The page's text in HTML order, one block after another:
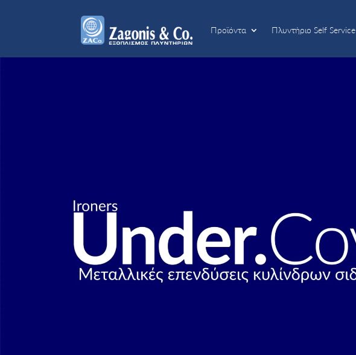
Προϊόντα Πλυντήριο Self Service
Προϊόντα Πλυντήριο Self Service